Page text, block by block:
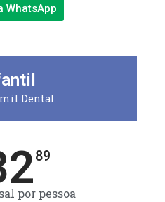
WhatsApp
Dental
89
por pessoa